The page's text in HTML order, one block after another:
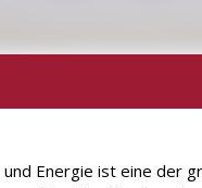
Energie ist eine der